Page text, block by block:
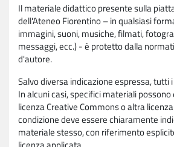
Il materiale didattico presente sulla
dell'Ateneo Fiorentino – in qualsiasi
immagini, suoni, musiche, filmati,
messaggi, ecc.) - è protetto dalla
d'autore.
Salvo diversa indicazione espressa, tutti
In alcuni casi, specifici materiali
licenza Creative Commons o altra
condizione deve essere chiaramente
materiale stesso, con riferimento